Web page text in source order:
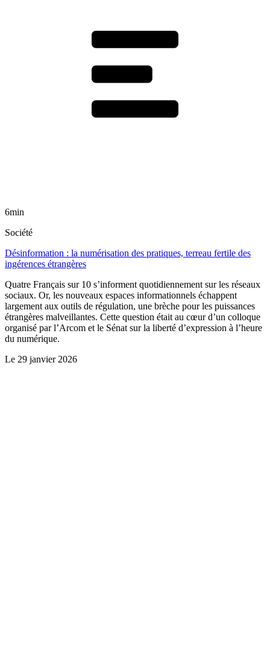
6min
Société
Désinformation : la numérisation des pratiques, terreau fertile des
ingérences étrangères
Quatre Français sur 10 s’informent quotidiennement sur les réseaux
sociaux. Or, les nouveaux espaces informationnels échappent
largement aux outils de régulation, une brèche pour les puissances
étrangères malveillantes. Cette question était au cœur d’un colloque
organisé par l’Arcom et le Sénat sur la liberté d’expression à l’heure
du numérique.
Le 29 janvier 2026